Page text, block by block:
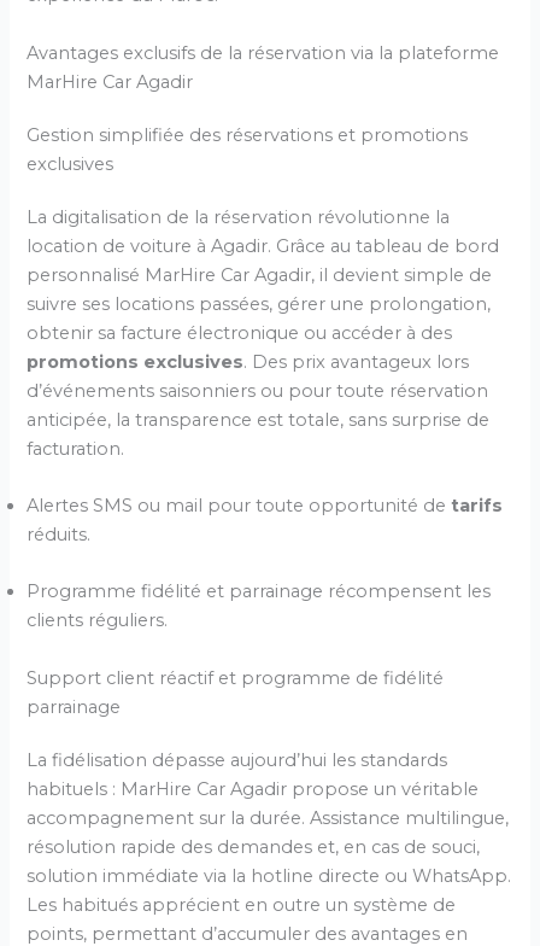
Avantages exclusifs de la réservation via la plateforme
MarHire Car Agadir
Gestion simplifiée des réservations et promotions
exclusives
La digitalisation de la réservation révolutionne la
location de voiture à Agadir. Grâce au tableau de bord
personnalisé MarHire Car Agadir, il devient simple de
suivre ses locations passées, gérer une prolongation,
obtenir sa facture électronique ou accéder à des
promotions exclusives. Des prix avantageux lors
d’événements saisonniers ou pour toute réservation
anticipée, la transparence est totale, sans surprise de
facturation.
Alertes SMS ou mail pour toute opportunité detarifs
réduits.
Programme fidélité et parrainage récompensent les
clients réguliers.
Support client réactif et programme de fidélité
parrainage
La fidélisation dépasse aujourd’hui les standards
habituels : MarHire Car Agadir propose un véritable
accompagnement sur la durée. Assistance multilingue,
résolution rapide des demandes et, en cas de souci,
solution immédiate via la hotline directe ou WhatsApp.
Les habitués apprécient en outre un système de
points, permettant d’accumuler des avantages en